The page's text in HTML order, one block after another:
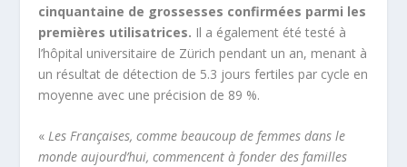
cinquantaine de grossesses confirmées parmi les
premières utilisatrices. Il a également été testé à
l’hôpital universitaire de Zürich pendant un an, menant à
un résultat de détection de 5.3 jours fertiles par cycle en
moyenne avec une précision de 89 %.
«Les Françaises, comme beaucoup de femmes dans le
monde aujourd’hui, commencent à fonder des familles